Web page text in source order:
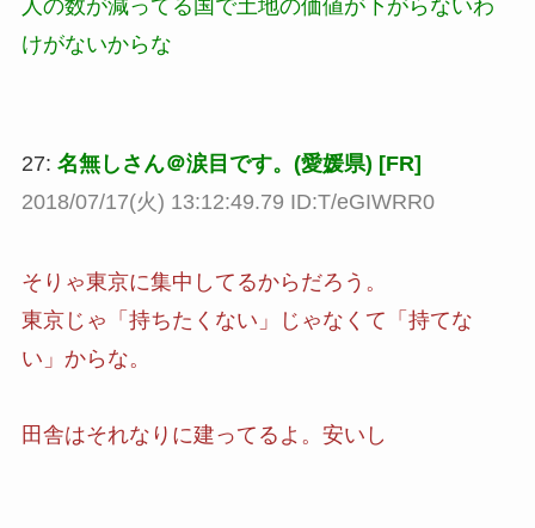
人の数が減ってる国で土地の価値が下がらないわ
けがないからな
27: 名無しさん＠涙目です。(愛媛県) [FR]
2018/07/17(火) 13:12:49.79 ID:T/eGIWRR0
そりゃ東京に集中してるからだろう。
東京じゃ「持ちたくない」じゃなくて「持てな
い」からな。
田舎はそれなりに建ってるよ。安いし